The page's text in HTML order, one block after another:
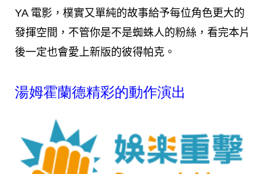
YA 電影，樸實又單純的故事給予每位角色更大的
發揮空間，不管你是不是蜘蛛人的粉絲，看完本片
後一定也會愛上新版的彼得帕克。
湯姆霍蘭德精彩的動作演出